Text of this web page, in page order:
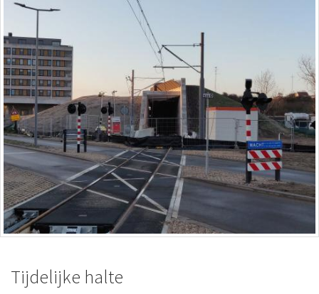
Tijdelijke halte